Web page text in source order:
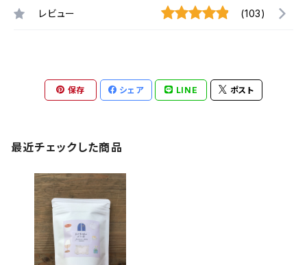
レビュー (103)
保存 シェア LINE ポスト
最近チェックした商品